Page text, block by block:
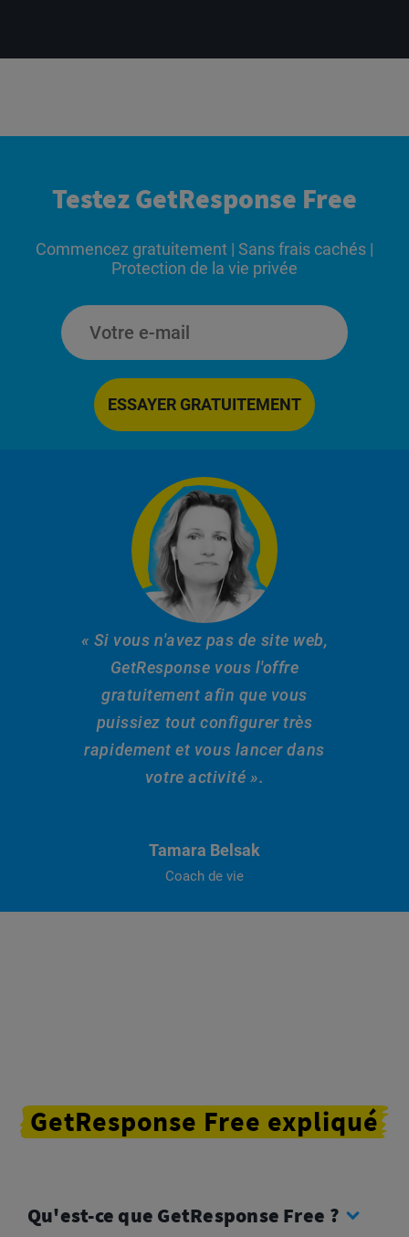
Testez GetResponse Free
Commencez gratuitement | Sans frais cachés |
Protection de la vie privée
ESSAYER GRATUITEMENT
« Si vous n'avez pas de site web,
GetResponse vous l'offre
gratuitement afin que vous
puissiez tout configurer très
rapidement et vous lancer dans
votre activité ».
Tamara Belsak
Coach de vie
GetResponse Free expliqué
Qu'est-ce que GetResponse Free ?